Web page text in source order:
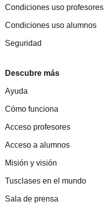
Condiciones uso profesores
Condiciones uso alumnos
Seguridad
Descubre más
Ayuda
Cómo funciona
Acceso profesores
Acceso a alumnos
Misión y visión
Tusclases en el mundo
Sala de prensa